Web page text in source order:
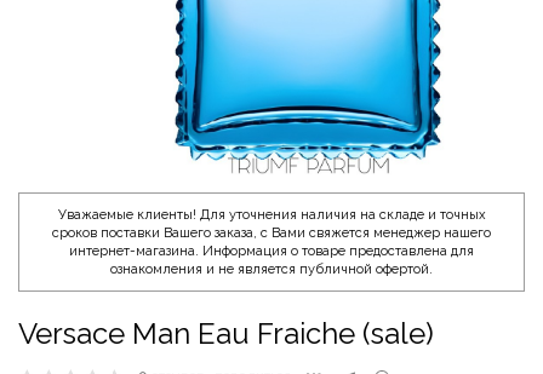
Уважаемые клиенты! Для уточнения наличия на складе и точных
сроков поставки Вашего заказа, с Вами свяжется менеджер нашего
интернет-магазина. Информация о товаре предоставлена для
ознакомления и не является публичной офертой.
Versace Man Eau Fraiche (sale)